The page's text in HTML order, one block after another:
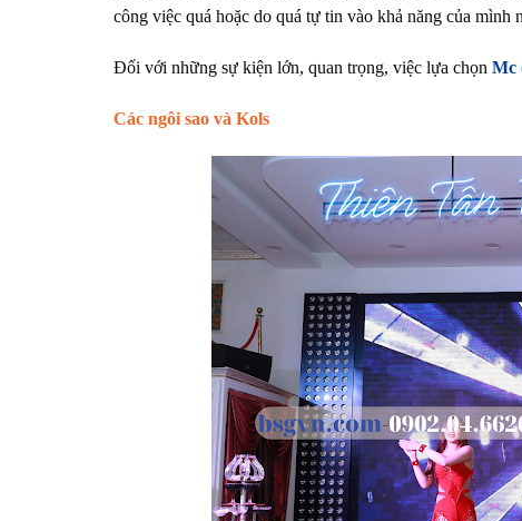
công việc quá hoặc do quá tự tin vào khả năng của
Đối với những sự kiện lớn, quan trọng, việc lựa chọn Mc
Các ngôi sao và Kols